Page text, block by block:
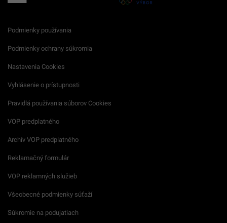
Podmienky používania
Podmienky ochrany súkromia
Nastavenia Cookies
Vyhlásenie o prístupnosti
Pravidlá používania súborov Cookies
VOP predplatného
Archív VOP predplatného
Reklamačný formulár
VOP reklamných služieb
Všeobecné podmienky súťaží
Súkromie na podujatiach